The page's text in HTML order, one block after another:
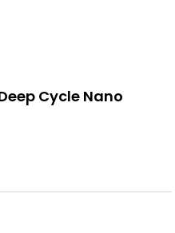
Cycle Nano